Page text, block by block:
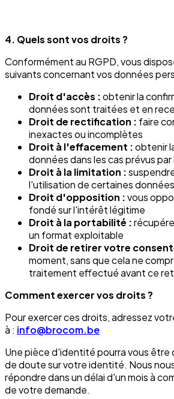
4. Quels sont vos droits ?
Conformément au RGPD, vous
suivants concernant vos données
Droit d'accès :obtenir la
données sont traitées et en
Droit de rectification : faire
inexactes ou incomplètes
Droit à l'effacement :obtenir
données dans les cas prévus par
Droit à la limitation :
l'utilisation de certaines données
Droit d'opposition :vous
fondé sur l'intérêt légitime
Droit à la portabilité :
un format exploitable
Droit de retirer votre
moment, sans que cela ne
traitement effectué avant ce
Comment exercer vos droits ?
Pour exercer ces droits, adressez
à : info@brocom.be
Une pièce d'identité pourra vous être
de doute sur votre identité. Nous
répondre dans un délai d'un mois à
de votre demande.